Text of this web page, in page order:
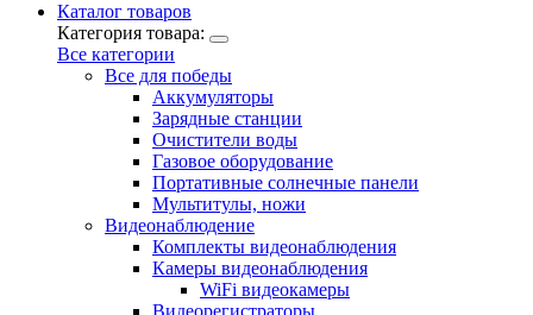
Каталог товаров
Категория товара:
Все категории
Все для победы
Аккумуляторы
Зарядные станции
Очистители воды
Газовое оборудование
Портативные солнечные панели
Мультитулы, ножи
Видеонаблюдение
Комплекты видеонаблюдения
Камеры видеонаблюдения
WiFi видеокамеры
Видеорегистраторы